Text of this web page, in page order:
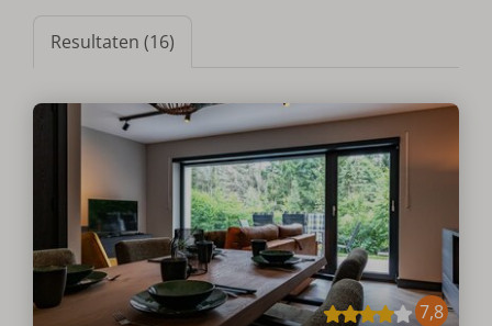
Resultaten (16)
7,8